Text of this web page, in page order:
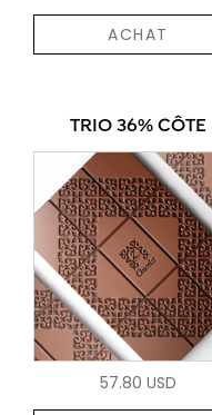
ACHAT
TRIO 36% CÔTE
57.80 USD